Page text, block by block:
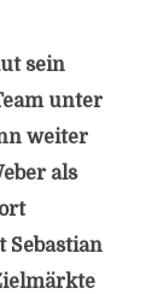
sein
unter
weiter
als
Sebastian